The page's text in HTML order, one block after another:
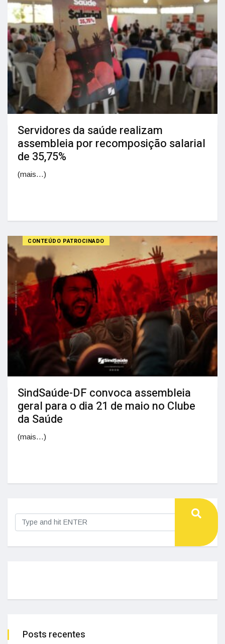
Servidores da saúde realizam
assembleia por recomposição salarial
de 35,75%
(mais…)
CONTEÚDO PATROCINADO
SindSaúde-DF convoca assembleia
geral para o dia 21 de maio no Clube
da Saúde
(mais…)
Posts recentes